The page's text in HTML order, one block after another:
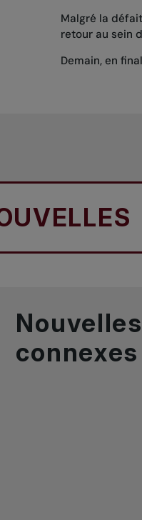
Malgré la
retour au sein
Demain, en
Nouvelles
connexes